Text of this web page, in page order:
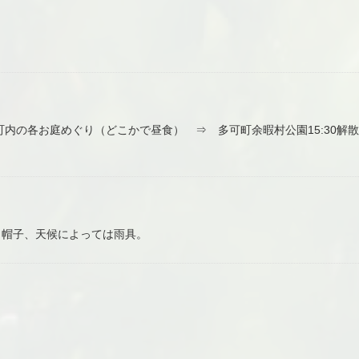
の各お庭めぐり（どこかで昼食） ⇒ 多可町余暇村公園15:30解散
子、天候によっては雨具。